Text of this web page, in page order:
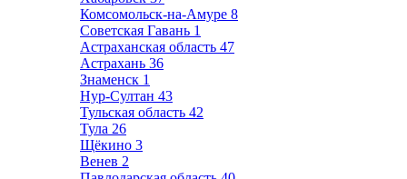
Комсомольск-на-Амуре 8
Советская Гавань 1
Астраханская область 47
Астрахань 36
Знаменск 1
Нур-Султан 43
Тульская область 42
Тула 26
Щёкино 3
Венев 2